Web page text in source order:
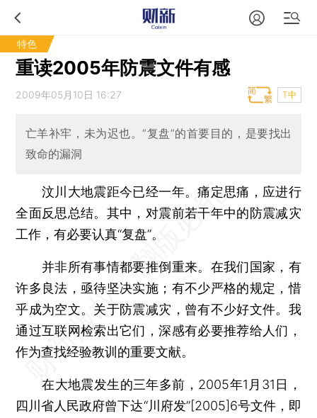
特色
重读2005年防震文件有感
2009年05月10日 16:27 T中
亡羊补牢，未为迟也。“复盘”的首要目的，是要找出
致命的漏洞
汶川大地震距今已经一年。痛定思痛，应进行
全面反思总结。其中，对震前若干年中的防震减灾
工作，有必要认真“复盘”。
并非所有事情都要推倒重来。在我们国家，有
许多良法，亟待坚决实施；有不少严格的规定，惜
乎成为空文。关于防震减灾，曾有不少好文件。我
通过互联网检索出它们，深感有必要推荐给人们，
作为查找经验教训的重要文献。
在大地震发生的三年多前，2005年1月31日，
四川省人民政府曾下达“川府发”[2005]6号文件，即